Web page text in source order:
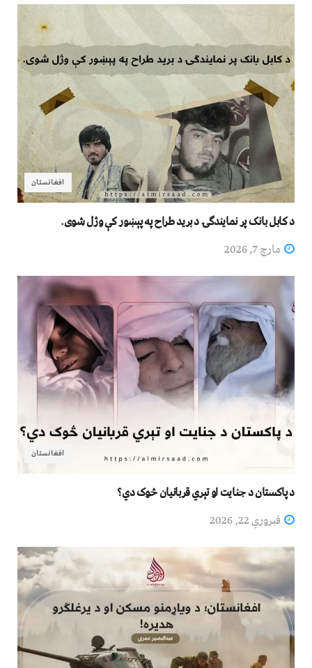
افغانستان
د کابل بانک پر نمایندګۍ د برید طراح په پېښور کې وژل شوی.
مارچ 7, 2026
افغانستان
د پاکستان د جنایت او تېري قربانیان څوک دي؟
فبروري 22, 2026